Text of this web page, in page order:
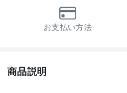
お支払い方法
商品説明